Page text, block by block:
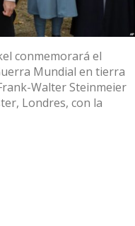
conmemorará el
Mundial en tierra
Walter Steinmeier
Londres, con la